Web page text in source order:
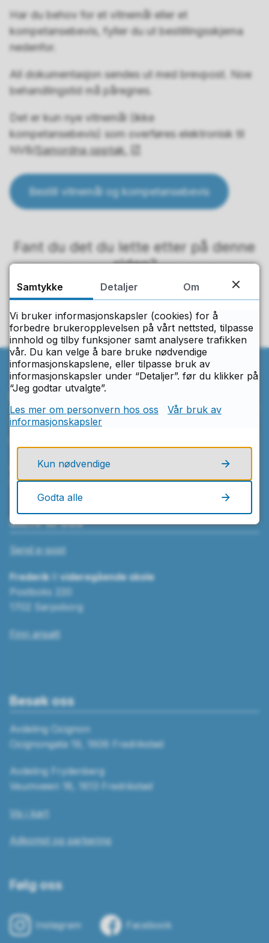
Har du behov for et vitnemål eller et
kompetansebevis, fyller du ut bestillingsskjema
nedenfor.
All dokumentasjon sendes ut med brevpost. Noe
behandlingstid må påregnes.
Det er kun nye vitnemål (ikke
kompetansebevis) som overføres elektronisk til
NVB/ Samordna opptak.
Bestill vitnemål og kompetansebevis
Fant du det du lette etter på denne
siden?
Ja Nei
Ring oss
Telefon
Åpningstider
Mandag–fredag kl. 08.00–15.30
Skriv til oss
Send e-post
Frederik
videregående skole
Postboks 220
1702 Sarpsborg
Finn ansatt
Besøk oss
Avdeling Cicignon
Cicignongata 19, 1606 Fredrikstad
Avdeling Frydenberg
Veumveien 18, 1613 Fredrikstad
Vis i kart
Adkomst og parkering
Følg oss
Instagram Facebook
Samtykke Detaljer Om
Vi bruker informasjonskapsler (cookies) for å
forbedre brukeropplevelsen på vårt nettsted, tilpasse
innhold og tilby funksjoner samt analysere trafikken
vår. Du kan velge å bare bruke nødvendige
informasjonskapslene, eller tilpasse bruk av
informasjonskapsler under “Detaljer”. før du klikker på
“Jeg godtar utvalgte”.
Les mer om personvern hos oss
Vår bruk av
informasjonskapsler
Kun nødvendige
Godta alle